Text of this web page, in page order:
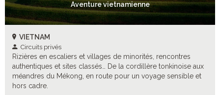
Aventure vietnamienne
VIETNAM
Circuits privés
Rizières en escaliers et villages de minorités, rencontres
authentiques et sites classés… De la cordillère tonkinoise aux
méandres du Mékong, en route pour un voyage sensible et
hors cadre.